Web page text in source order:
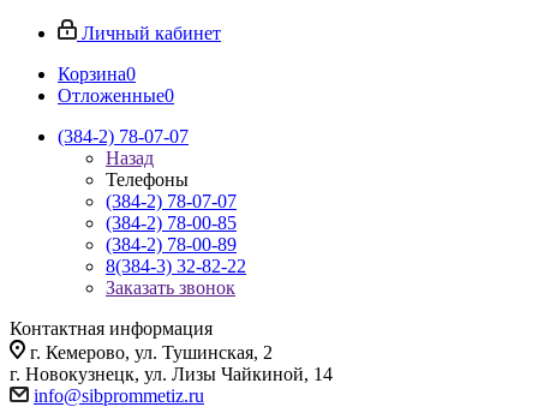
Личный кабинет
Корзина0
Отложенные0
(384-2) 78-07-07
Назад
Телефоны
(384-2) 78-07-07
(384-2) 78-00-85
(384-2) 78-00-89
8(384-3) 32-82-22
Заказать звонок
Контактная информация
г. Кемерово, ул. Тушинская, 2
г. Новокузнецк, ул. Лизы Чайкиной, 14
info@sibprommetiz.ru